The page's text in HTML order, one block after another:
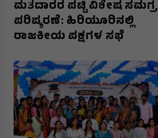
ಮತದಾರರ ಪಟ್ಟಿ ವಿಶೇಷ ಸಮಗ್ರ
ಪರಿಷ್ಕರಣೆ: ಹಿರಿಯೂರಿನಲ್ಲಿ
ರಾಜಕೀಯ ಪಕ್ಷಗಳ ಸಭೆ